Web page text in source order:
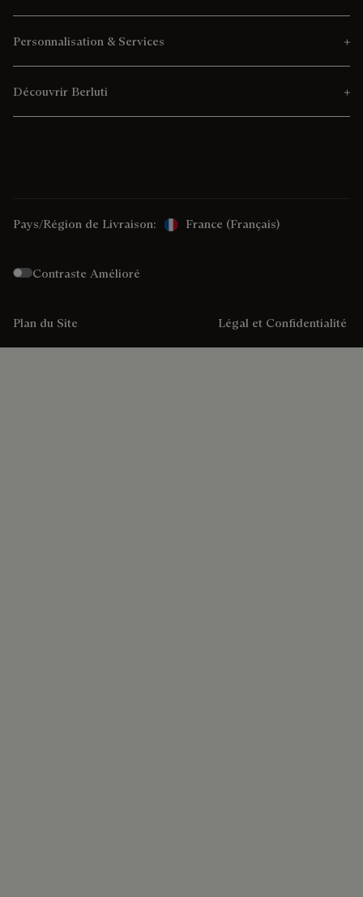
Personnalisation & Services
Découvrir Berluti
Pays/Région de Livraison: France (français)
Contraste Amélioré
Plan du Site Légal et Confidentialité